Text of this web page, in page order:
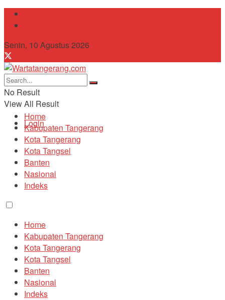
Senin, 10 Agustus 2026
No Result
View All Result
Login
Home
Kabupaten Tangerang
Kota Tangerang
Kota Tangsel
Banten
Nasional
Indeks
Home
Kabupaten Tangerang
Kota Tangerang
Kota Tangsel
Banten
Nasional
Indeks